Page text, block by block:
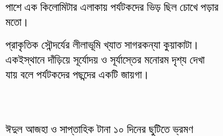
পাশে এক কিলোমিটার এলাকায় পর্যটকদের ভিড় ছিল চোখে পড়ার
মতো।
প্রাকৃতিক সৌন্দর্যের লীলাভূমি খ্যাত সাগরকন্যা কুয়াকাটা।
একইস্থানে দাঁড়িয়ে সূর্যোদয় ও সূর্যাস্তের মনোরম দৃশ্য দেখা
যায় বলে পর্যটকদের পছন্দের একটি জায়গা।
ঈদুল আজহা ও সাপ্তাহিক টানা ১০ দিনের ছুটিতে ভ্রমণ